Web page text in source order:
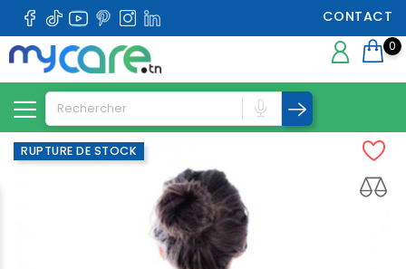
CONTACT
0
RUPTURE DE STOCK